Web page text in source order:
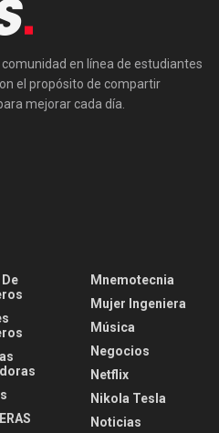
en línea de estudiantes
el propósito de compartir
mejorar cada día.
Mnemotecnia
Mujer Ingeniera
Música
Negocios
Netflix
Nikola Tesla
Noticias